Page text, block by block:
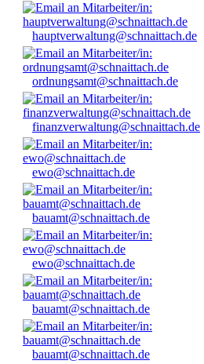
hauptverwaltung@schnaittach.de
ordnungsamt@schnaittach.de
finanzverwaltung@schnaittach.de
ewo@schnaittach.de
bauamt@schnaittach.de
ewo@schnaittach.de
bauamt@schnaittach.de
bauamt@schnaittach.de